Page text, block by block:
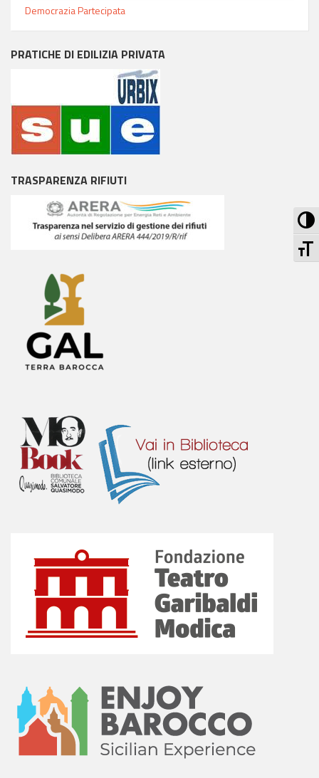
Democrazia Partecipata
PRATICHE DI EDILIZIA PRIVATA
TRASPARENZA RIFIUTI